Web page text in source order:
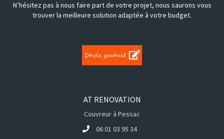
N’hésitez pas à nous faire part de votre projet, nous saurons vous
trouver la meilleure solution adaptée à votre budget.
AT RENOVATION
Couvreur à Pessac
06 01 03 95 34